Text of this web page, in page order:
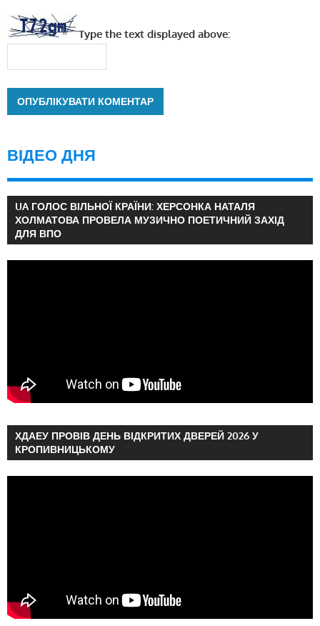
Type the text displayed above:
ВІДЕО ДНЯ
UA ГОЛОС ВІЛЬНОЇ КРАЇНИ: ХЕРСОНКА НАТАЛЯ
ХОЛМАТОВА ПРОВЕЛА МУЗИЧНО ПОЕТИЧНИЙ ЗАХІД
ДЛЯ ВПО
ХДАЕУ ПРОВІВ ДЕНЬ ВІДКРИТИХ ДВЕРЕЙ 2026 У
КРОПИВНИЦЬКОМУ